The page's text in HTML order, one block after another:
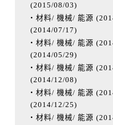
(2015/08/03)
‧材料/ 機械/ 能源
(2014/07/17)
‧材料/ 機械/ 能源
(2014/05/29)
‧材料/ 機械/ 能源
(2014/12/08)
‧材料/ 機械/ 能源
(2014/12/25)
‧材料/ 機械/ 能源